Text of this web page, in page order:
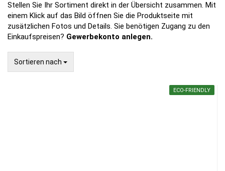
Stellen Sie Ihr Sortiment direkt in der Übersicht zusammen. Mit
einem Klick auf das Bild öffnen Sie die Produktseite mit
zusätzlichen Fotos und Details. Sie benötigen Zugang zu den
Einkaufspreisen? Gewerbekonto anlegen.
Sortieren nach
Sortieren nach
ECO-FRIENDLY